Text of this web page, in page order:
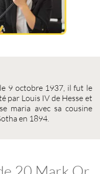
9 octobre 1937, il fut le
par Louis IV de Hesse et
maria avec sa cousine
en 1894.